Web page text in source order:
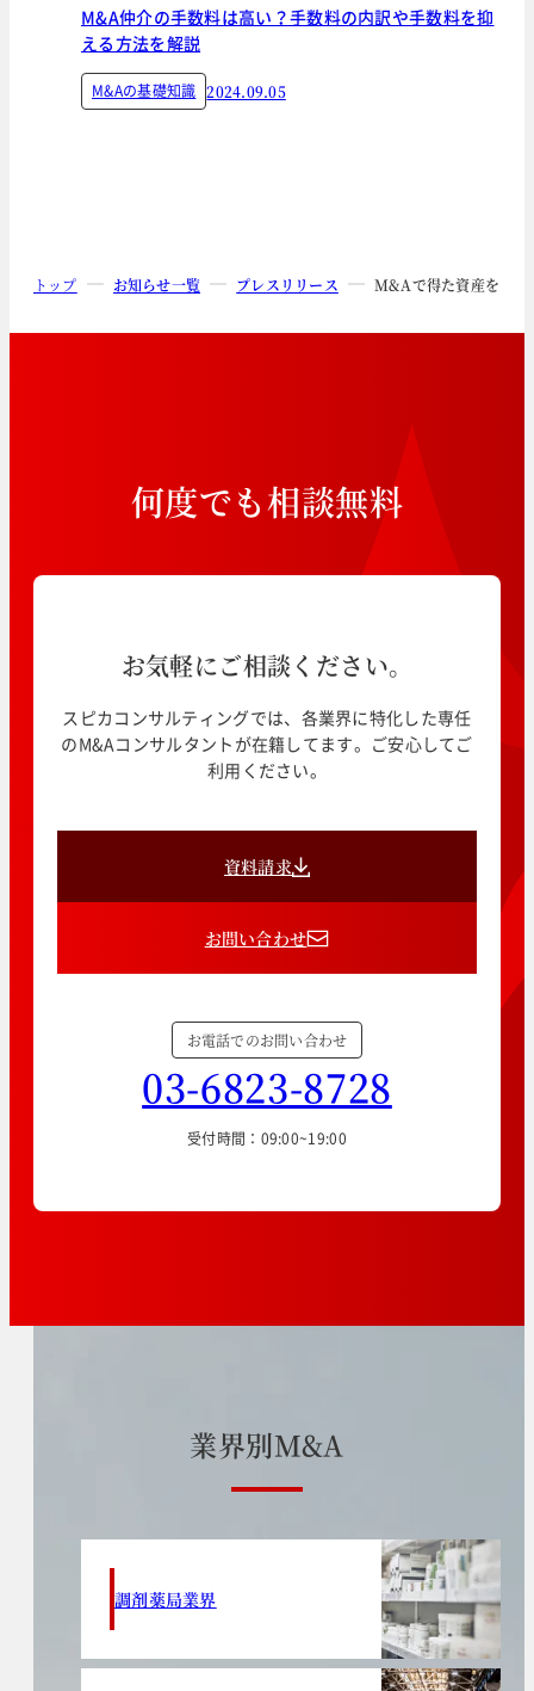
M&A仲介の手数料は高い？手数料の内訳や手数料を抑
える方法を解説
M&Aの基礎知識 2024.09.05
トップ お知らせ一覧 プレスリリース M&Aで得た資産をより
何度でも相談無料
お気軽にご相談ください。
スピカコンサルティングでは、各業界に特化した専任
のM&Aコンサルタントが在籍してます。ご安心してご
利用ください。
資料請求
お問い合わせ
お電話でのお問い合わせ
03-6823-8728
受付時間：09:00~19:00
業界別M&A
調剤薬局業界